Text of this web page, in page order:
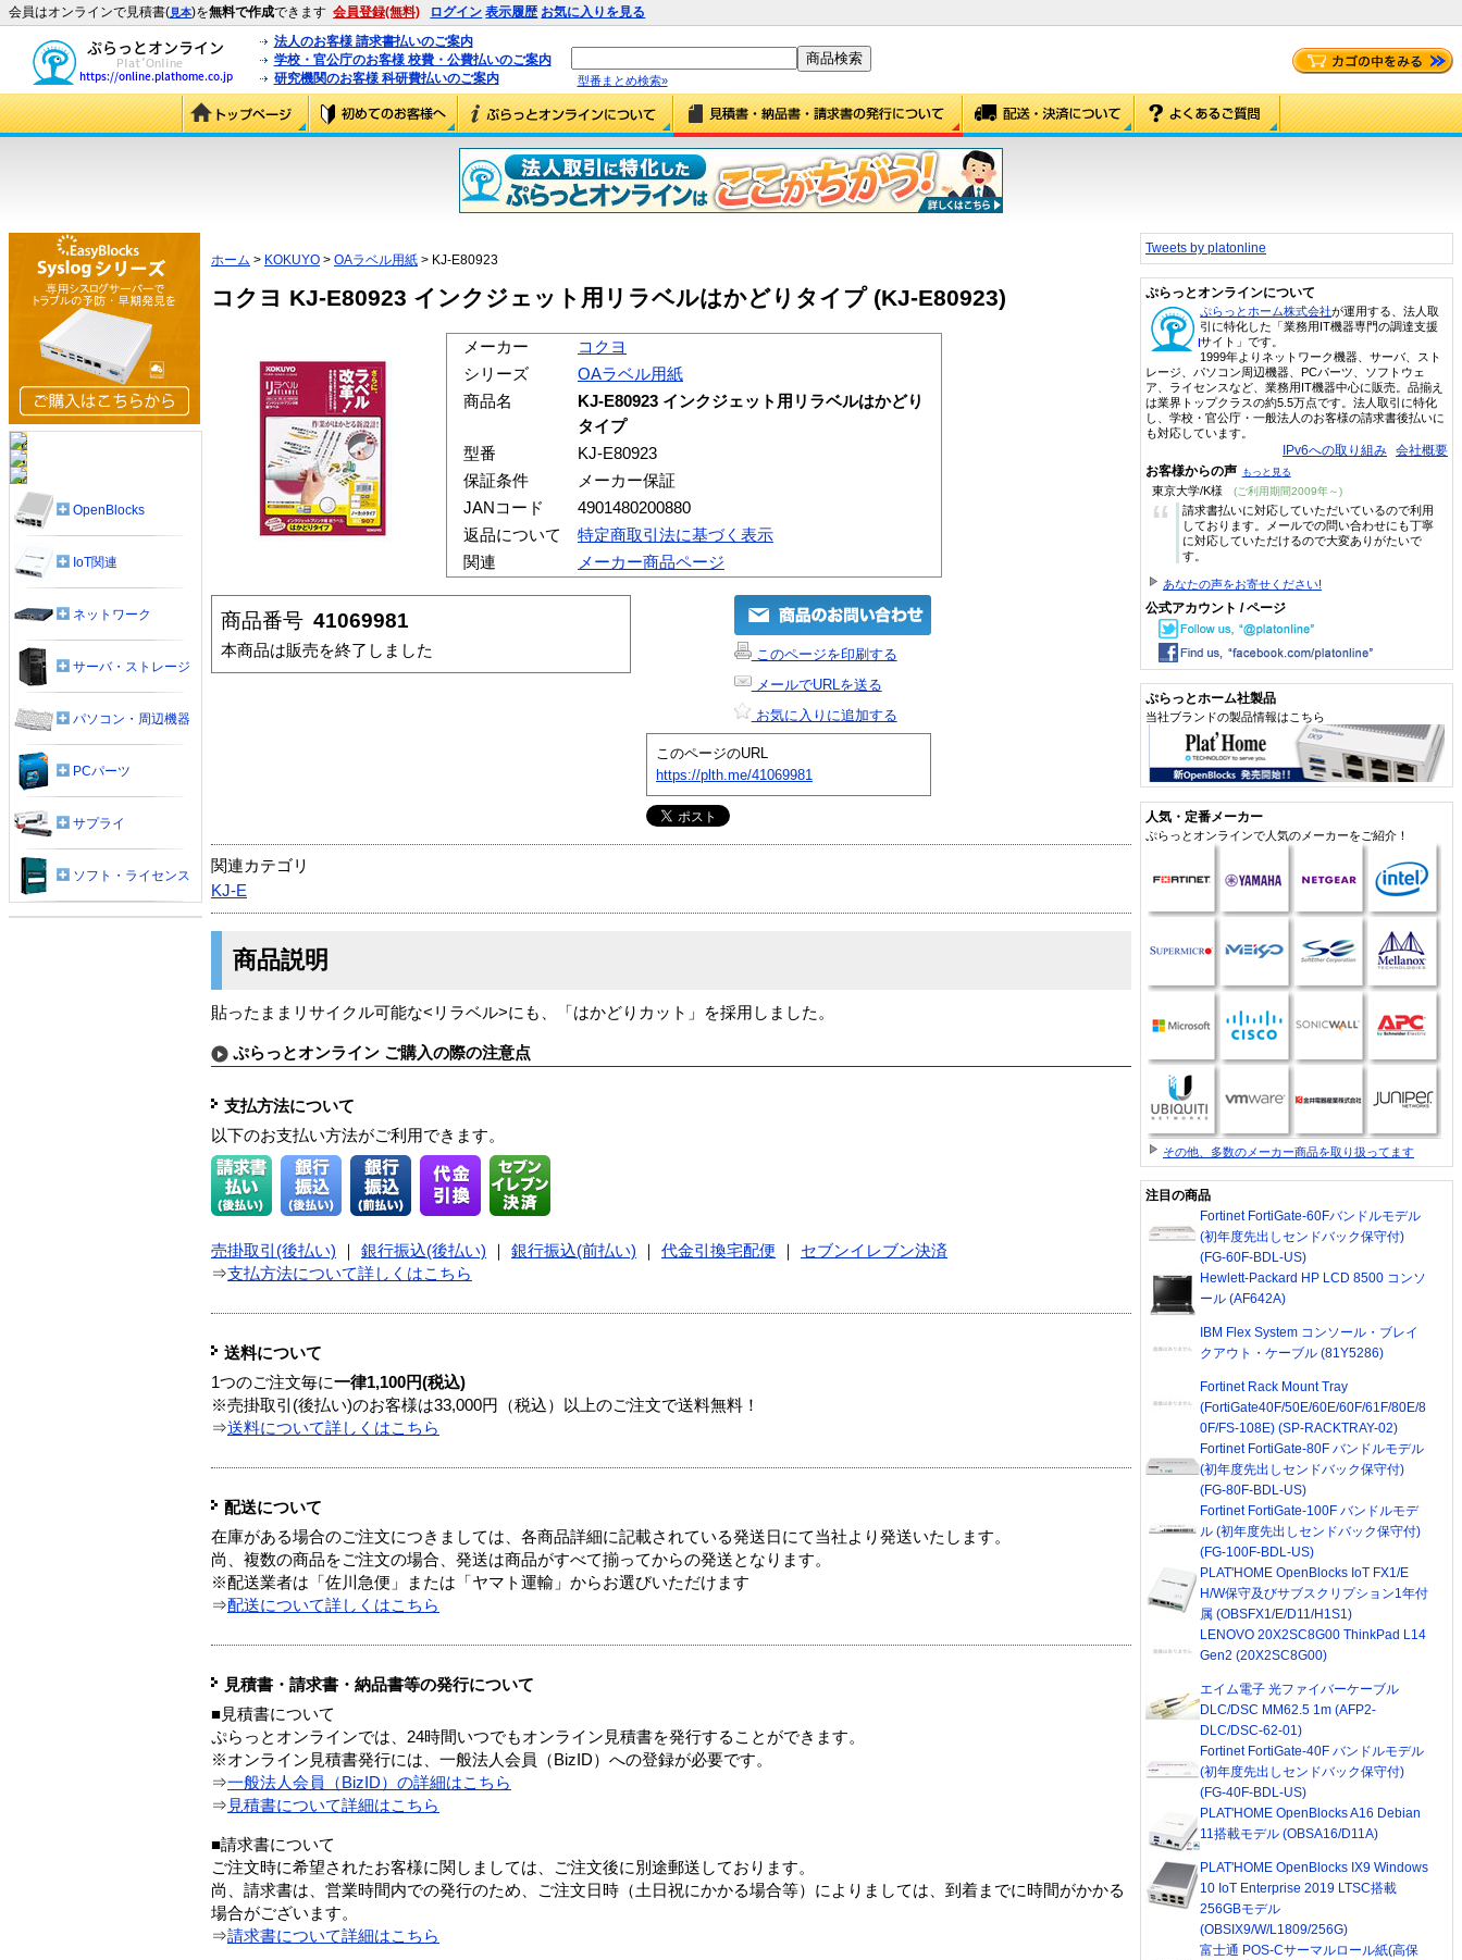
会員はオンラインで見積書(見本)を無料で作成できます 会員登録(無料) ログイン 表示履歴 お気に入りを見る
法人のお客様 請求書払いのご案内
学校・官公庁のお客様 校費・公費払いのご案内
研究機関のお客様 科研費払いのご案内
型番まとめ検索»
ホーム > KOKUYO > OAラベル用紙 > KJ-E80923
コクヨ KJ-E80923 インクジェット用リラベルはかどりタイプ (KJ-E80923)
メーカー
コクヨ
シリーズ
OAラベル用紙
商品名
KJ-E80923 インクジェット用リラベルはかどり
タイプ
型番
KJ-E80923
保証条件
メーカー保証
JANコード
4901480200880
返品について
特定商取引法に基づく表示
関連
メーカー商品ページ
商品番号 41069981
本商品は販売を終了しました
このページを印刷する
メールでURLを送る
お気に入りに追加する
このページのURL
https://plth.me/41069981
関連カテゴリ
KJ-E
商品説明
貼ったままリサイクル可能な<リラベル>にも、「はかどりカット」を採用しました。
ぷらっとオンライン ご購入の際の注意点
支払方法について
以下のお支払い方法がご利用できます。
売掛取引(後払い) 銀行振込(後払い) 銀行振込(前払い) 代金引換宅配便
セブンイレブン決済
⇒支払方法について詳しくはこちら
送料について
1つのご注文毎に一律1,100円(税込)
※売掛取引(後払い)のお客様は33,000円（税込）以上のご注文で送料無料！
⇒送料について詳しくはこちら
配送について
在庫がある場合のご注文につきましては、各商品詳細に記載されている発送日にて当社より発送いたします。
尚、複数の商品をご注文の場合、発送は商品がすべて揃ってからの発送となります。
※配送業者は「佐川急便」または「ヤマト運輸」からお選びいただけます
⇒配送について詳しくはこちら
見積書・請求書・納品書等の発行について
■見積書について
ぷらっとオンラインでは、24時間いつでもオンライン見積書を発行することができます。
※オンライン見積書発行には、一般法人会員（BizID）への登録が必要です。
⇒一般法人会員（BizID）の詳細はこちら
⇒ 見積書について詳細はこちら
■請求書について
ご注文時に希望されたお客様に関しましては、ご注文後に別途郵送しております。
尚、請求書は、営業時間内での発行のため、ご注文日時（土日祝にかかる場合等）によりましては、到着までに時間がかかる
場合がございます。
⇒請求書について詳細はこちら
OpenBlocks
IoT関連
ネットワーク
サーバ・ストレージ
パソコン・周辺機器
PCパーツ
サプライ
ソフト・ライセンス
Tweets by platonline
ぷらっとオンラインについて
ぷらっとホーム株式会社が運用する、法人取
引に特化した「業務用IT機器専門の調達支援
サイト」です。
1999年よりネットワーク機器、サーバ、スト
レージ、パソコン周辺機器、PCパーツ、ソフトウェ
ア、ライセンスなど、業務用IT機器中心に販売。品揃え
は業界トップクラスの約5.5万点です。法人取引に特化
し、学校・官公庁・一般法人のお客様の請求書後払いに
も対応しています。
IPv6への取り組み 会社概要
お客様からの声 もっと見る
東京大学/K様 (ご利用期間2009年～)
“
請求書払いに対応していただいているので利用
しております。メールでの問い合わせにも丁寧
に対応していただけるので大変ありがたいで
す。
あなたの声をお寄せください!
公式アカウント / ページ
ぷらっとホーム社製品
当社ブランドの製品情報はこちら
人気・定番メーカー
ぷらっとオンラインで人気のメーカーをご紹介！
その他、多数のメーカー商品を取り扱ってます
注目の商品
Fortinet FortiGate-60Fバンドルモデル
(初年度先出しセンドバック保守付)
(FG-60F-BDL-US)
Hewlett-Packard HP LCD 8500 コンソ
ール (AF642A)
IBM Flex System コンソール・ブレイ
クアウト・ケーブル (81Y5286)
Fortinet Rack Mount Tray
(FortiGate40F/50E/60E/60F/61F/80E/8
0F/FS-108E) (SP-RACKTRAY-02)
Fortinet FortiGate-80F バンドルモデル
(初年度先出しセンドバック保守付)
(FG-80F-BDL-US)
Fortinet FortiGate-100F バンドルモデ
ル (初年度先出しセンドバック保守付)
(FG-100F-BDL-US)
PLAT'HOME OpenBlocks IoT FX1/E
H/W保守及びサブスクリプション1年付
属 (OBSFX1/E/D11/H1S1)
LENOVO 20X2SC8G00 ThinkPad L14
Gen2 (20X2SC8G00)
エイム電子 光ファイバーケーブル
DLC/DSC MM62.5 1m (AFP2-
DLC/DSC-62-01)
Fortinet FortiGate-40F バンドルモデル
(初年度先出しセンドバック保守付)
(FG-40F-BDL-US)
PLAT'HOME OpenBlocks A16 Debian
11搭載モデル (OBSA16/D11A)
PLAT'HOME OpenBlocks IX9 Windows
10 IoT Enterprise 2019 LTSC搭載
256GBモデル
(OBSIX9/W/L1809/256G)
富士通 POS-Cサーマルロール紙(高保